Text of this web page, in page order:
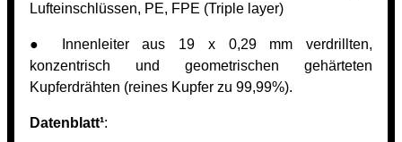
Lufteinschlüssen, PE, FPE (Triple layer)
● Innenleiter aus 19 x 0,29 mm verdrillten,
konzentrisch und geometrischen gehärteten
Kupferdrähten (reines Kupfer zu 99,99%).
Datenblatt¹: